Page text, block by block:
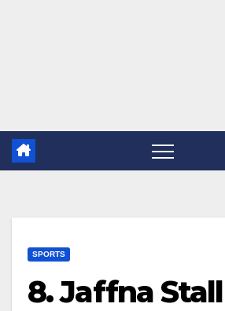
SPORTS
8. Jaffna